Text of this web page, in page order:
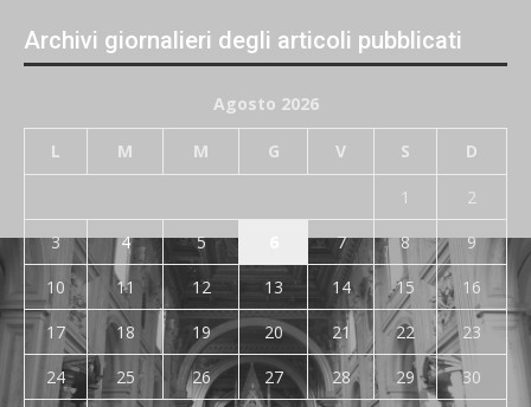
Archivi giornalieri degli articoli pubblicati
Agosto 2026
L M M G V S D
1
2
3
4 5 7 8
9
10
11 12 13 14 15
16
17
18 19 20 21 22
23
24
25 26 27 28 29 30